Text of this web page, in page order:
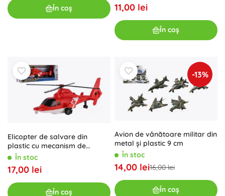
În coș 11,00 lei
În coș
Elicopter de salvare din
plastic cu mecanism de
întoarcere 22 cm
În stoc
17,00 lei
În coș
-13%
Avion de vânătoare militar din
metal și plastic 9 cm
În stoc
14,00 lei16,00 lei
În coș